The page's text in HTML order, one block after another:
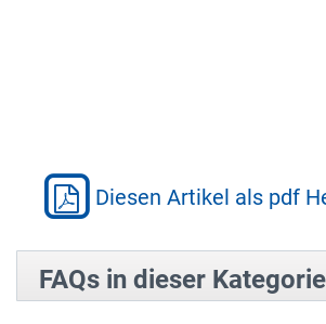
Diesen Artikel als pdf
FAQs in dieser Kategorie